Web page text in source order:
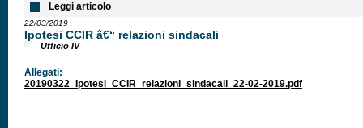
Leggi articolo
22/03/2019 -
Ipotesi CCIR â€“ relazioni sindacali
Ufficio IV
Allegati:
20190322_Ipotesi_CCIR_relazioni_sindacali_22-02-2019.pdf